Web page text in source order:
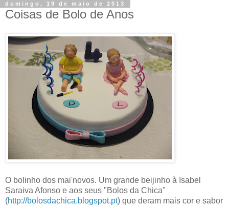
domingo, 19 de maio de 2013
Coisas de Bolo de Anos
O bolinho dos mai'novos. Um grande beijinho à Isabel
Saraiva Afonso e aos seus "Bolos da Chica"
(http://bolosdachica.blogspot.pt) que deram mais cor e sabor